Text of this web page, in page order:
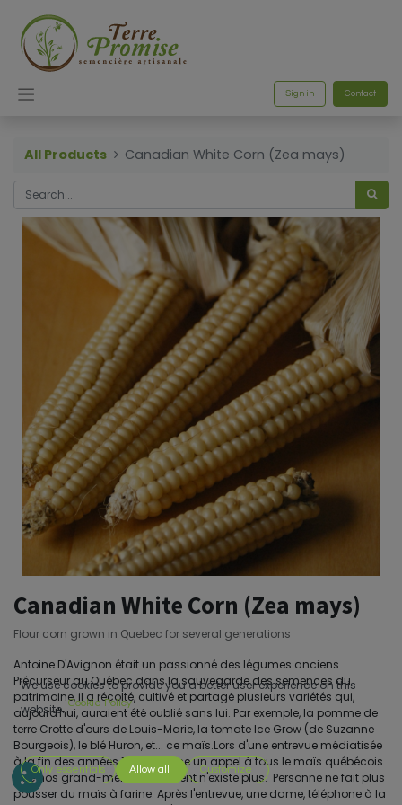
Sign in Contact
All Products Canadian White Corn (Zea mays)
Canadian White Corn (Zea mays)
Flour corn grown in Quebec for several generations
Antoine D'Avignon était un passionné des légumes anciens.
Précurseur au Québec dans la sauvegarde des semences du
patrimoine, il a récolté, cultivé et partagé plusieurs variétés qui,
aujourd'hui, auraient été oublié sans lui. Par exemple, la pomme de
terre Crotte d'ours de Louis-Marie, la tomate Ice Grow (de Suzanne
Bourgeois), le blé Huron, et... ce maïs.Lors d'une entrevue médiatisée
à la fin des années 1990, il lance un appel à tous le maïs québécois
que nos grand-mères cultivaient n'existe plus. Personne ne fait plus
pousser du maïs à farine. Après l'entrevue, une dame, téléphone à la
We use cookies to provide you a better user experience on this
website. Cookie Policy
Only essentials Allow all Customize